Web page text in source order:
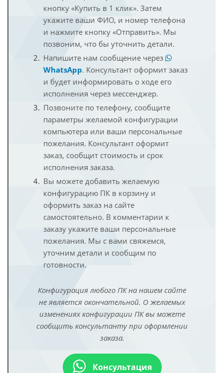
кнопку «Купить в 1 клик». Затем
укажите ваши ФИО, и номер телефона
и нажмите кнопку «Отправить». Мы
позвоним, что бы уточнить детали.
Напишите нам сообщение через
WhatsApp. Консультант оформит заказ
и будет информировать о ходе его
исполнения через мессенджер.
Позвоните по телефону, сообщите
параметры желаемой конфигурации
компьютера или ваши персональные
пожелания. Консультант оформит
заказ, сообщит стоимость и срок
исполнения заказа.
Вы можете добавить желаемую
конфигурацию ПК в корзину и
оформить заказ на сайте
самостоятельно. В комментарии к
заказу укажите ваши персональные
пожелания. Мы с вами свяжемся,
уточним детали и сообщим по
готовности.
Конфигурация любого ПК на нашем сайте
не является окончательной. О желаемых
изменениях конфигурации ПК вы можете
сообщить консультанту при оформлении
заказа.
Консультация